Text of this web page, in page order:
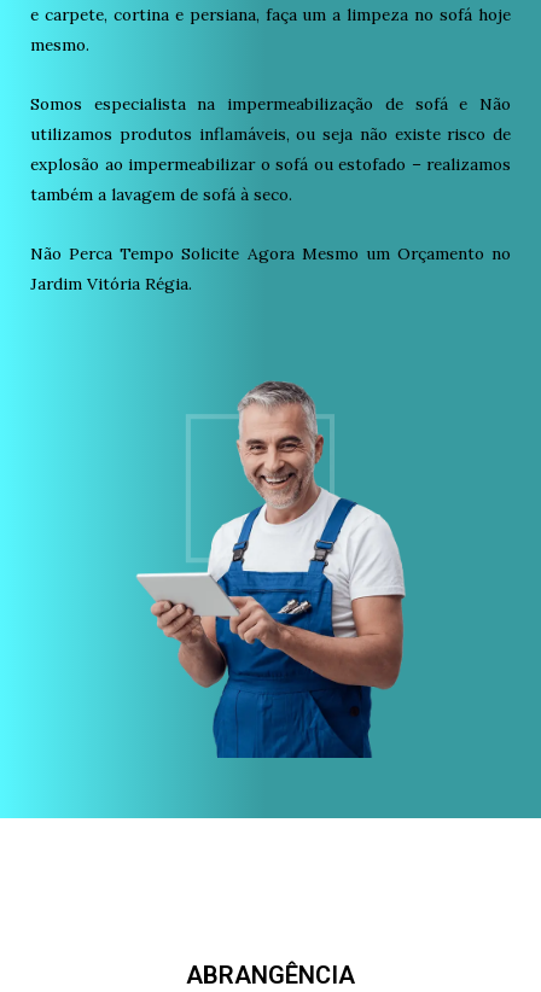
e carpete, cortina e persiana, faça um a limpeza no sofá hoje
mesmo.
Somos especialista na impermeabilização de sofá e Não
utilizamos produtos inflamáveis, ou seja não existe risco de
explosão ao impermeabilizar o sofá ou estofado – realizamos
também a lavagem de sofá à seco.
Não Perca Tempo Solicite Agora Mesmo um Orçamento no
Jardim Vitória Régia.
ABRANGÊNCIA